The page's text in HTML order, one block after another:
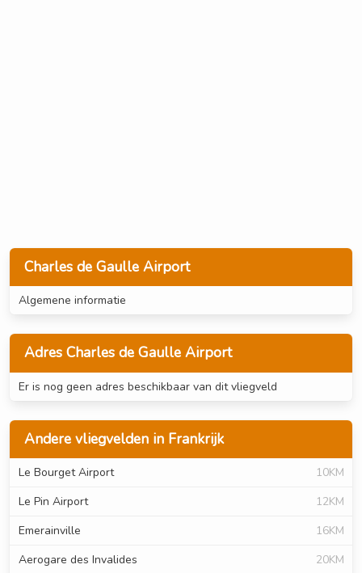
Charles de Gaulle Airport
Algemene informatie
Adres Charles de Gaulle Airport
Er is nog geen adres beschikbaar van dit vliegveld
Andere vliegvelden in Frankrijk
Le Bourget Airport
10KM
Le Pin Airport
12KM
Emerainville
16KM
Aerogare des Invalides
20KM